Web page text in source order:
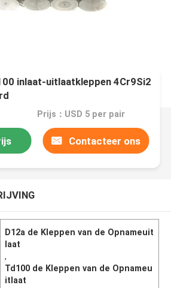
inlaat-uitlaatkleppen 4Cr9Si2
Prijs：USD 5 per pair
Contacteer ons
D12a de Kleppen van de Opnameuit
laat
,
Td100 de Kleppen van de Opnameu
itlaat